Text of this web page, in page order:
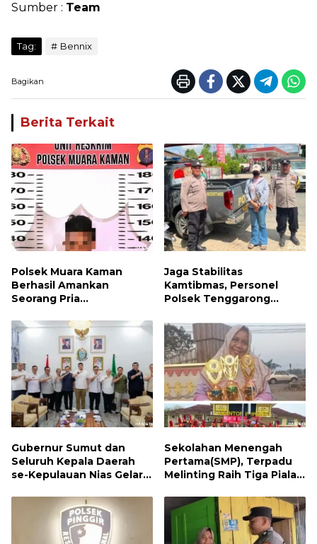
Sumber : Team
Tag: Bennix
Bagikan
Berita Terkait
Polsek Muara Kaman
Berhasil Amankan
Seorang Pria
Jenis Sabu
Jaga Stabilitas
Kamtibmas, Personel
Polsek Tenggarong
Dialogis Siang Hari
Gubernur Sumut dan
Seluruh Kepala Daerah
se-Kepulauan Nias Gelar
Sekolahan Menengah
Pertama(SMP), Terpadu
Melinting Raih Tiga Piala
Championship, Lampung
Timur